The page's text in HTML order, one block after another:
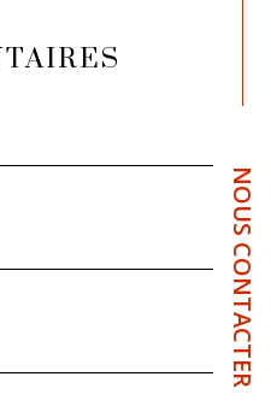
NOUS CONTACTER